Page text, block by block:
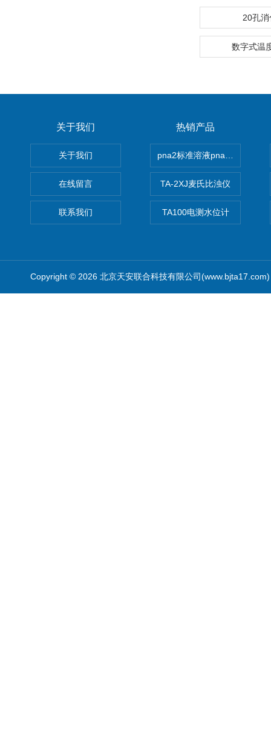
20孔
数字式温
关于我们
关于我们
在线留言
联系我们
热销产品
pna2标准溶液pna3 pna4
TA-2XJ麦氏比浊仪
TA100电测水位计
Copyright © 2026 北京天安联合科技有限公司